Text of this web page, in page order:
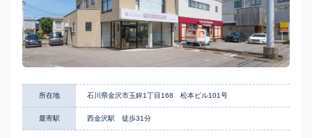
所在地 石川県金沢市玉鉾1丁目168 松本ビル101号
最寄駅 西金沢駅 徒歩31分